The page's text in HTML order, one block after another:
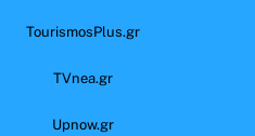
TourismosPlus.gr
TVnea.gr
Upnow.gr